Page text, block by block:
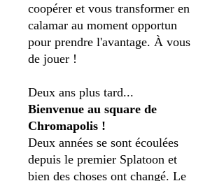
coopérer et vous transformer en
calamar au moment opportun
pour prendre l'avantage. À vous
de jouer !
Deux ans plus tard...
Bienvenue au square de
Chromapolis !
Deux années se sont écoulées
depuis le premier Splatoon et
bien des choses ont changé. Le